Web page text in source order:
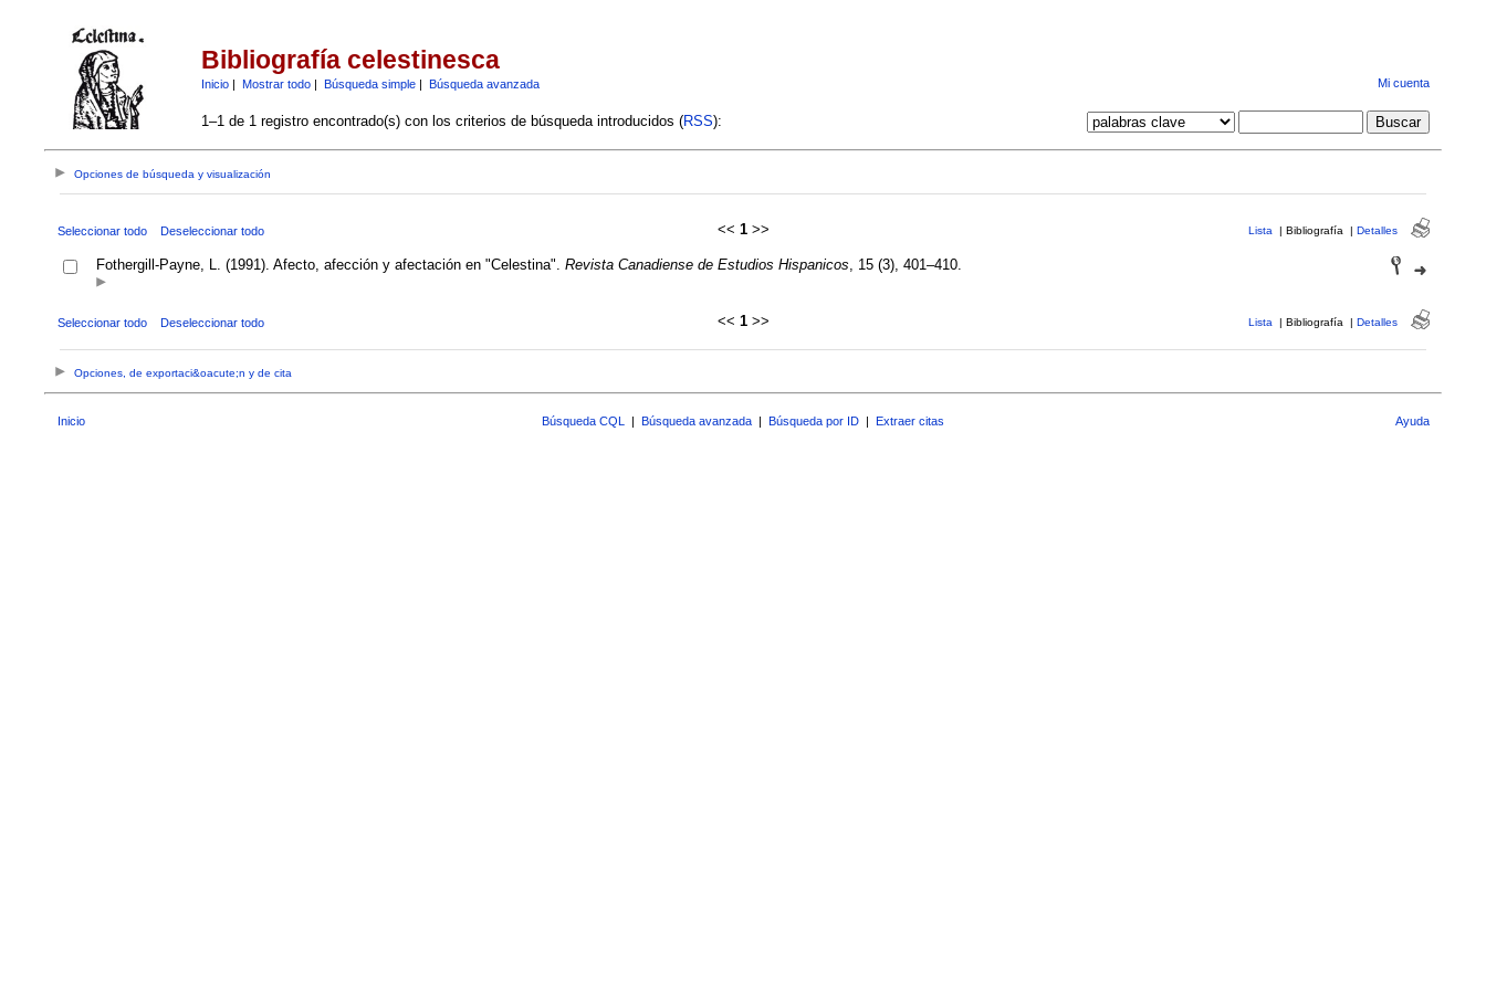
Bibliografía celestinesca
Inicio| Mostrar todo| Búsqueda simple| Búsqueda avanzada Mi cuenta
1–1 de 1 registro encontrado(s) con los criterios de búsqueda introducidos (RSS):
Opciones de búsqueda y visualización
Seleccionar todo Deseleccionar todo << 1>> Lista | Bibliografía | Detalles
Fothergill-Payne, L. (1991). Afecto, afección y afectación en "Celestina". Revista Canadiense de Estudios Hispanicos , 15 (3), 401–410.
Seleccionar todo Deseleccionar todo << 1>> Lista | Bibliografía | Detalles
Opciones, de exportaci&oacute;n y de cita
Inicio Búsqueda CQL | Búsqueda avanzada | Búsqueda por ID | Extraer citas Ayuda